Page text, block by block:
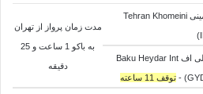
فرودگاه امام خمینی Tehran Khomeini
مدت زمان پرواز از تهران
به باکو 1 ساعت و 25
دقیقه
فرودگاه حیدر علی اف Baku Heydar Int
توقف 11 ساعته